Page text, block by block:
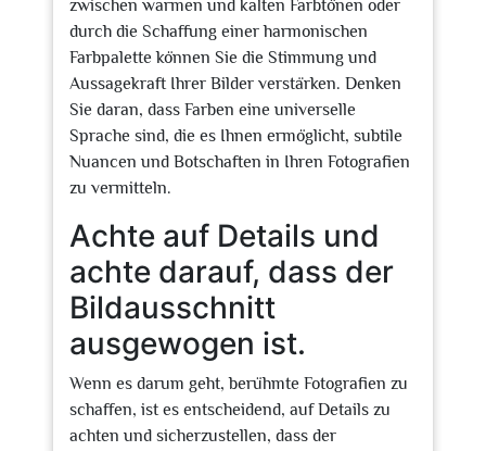
zwischen warmen und kalten Farbtönen oder
durch die Schaffung einer harmonischen
Farbpalette können Sie die Stimmung und
Aussagekraft Ihrer Bilder verstärken. Denken
Sie daran, dass Farben eine universelle
Sprache sind, die es Ihnen ermöglicht, subtile
Nuancen und Botschaften in Ihren Fotografien
zu vermitteln.
Achte auf Details und
achte darauf, dass der
Bildausschnitt
ausgewogen ist.
Wenn es darum geht, berühmte Fotografien zu
schaffen, ist es entscheidend, auf Details zu
achten und sicherzustellen, dass der